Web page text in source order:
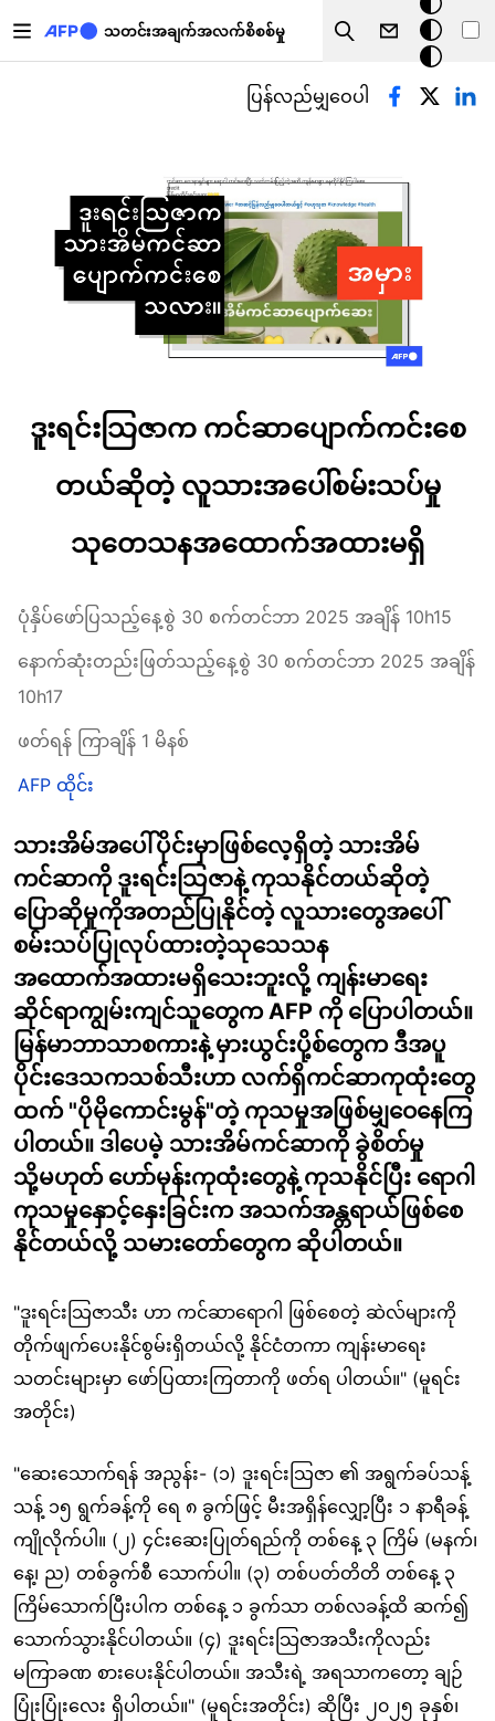
သတင်းအချက်အလက်စိစစ်မှု
Search
မှောင်
မုဒ်
ပြန်လည်မျှဝေပါ
ဒူးရင်းသြဇာက ကင်ဆာပျောက်ကင်းစေ
တယ်ဆိုတဲ့ လူသားအပေါ်စမ်းသပ်မှု
သုတေသနအထောက်အထားမရှိ
ပုံနှိပ်ဖော်ပြသည့်နေ့စွဲ 30 စက်တင်ဘာ 2025 အချိန် 10h15
နောက်ဆုံးတည်းဖြတ်သည့်နေ့စွဲ 30 စက်တင်ဘာ 2025 အချိန်
10h17
ဖတ်ရန် ကြာချိန် 1 မိနစ်
AFP ထိုင်း
သားအိမ်အပေါ်ပိုင်းမှာဖြစ်လေ့ရှိတဲ့ သားအိမ်
ကင်ဆာကို ဒူးရင်းသြဇာနဲ့ ကုသနိုင်တယ်ဆိုတဲ့
ပြောဆိုမှုကိုအတည်ပြုနိုင်တဲ့ လူသားတွေအပေါ်
စမ်းသပ်ပြုလုပ်ထားတဲ့သုသေသန
အထောက်အထားမရှိသေးဘူးလို့ ကျန်းမာရေး
ဆိုင်ရာကျွမ်းကျင်သူတွေက AFP ကို ပြောပါတယ်။
မြန်မာဘာသာစကားနဲ့ မှားယွင်းပို့စ်တွေက ဒီအပူ
ပိုင်းဒေသကသစ်သီးဟာ လက်ရှိကင်ဆာကုထုံးတွေ
ထက် "ပိုမိုကောင်းမွန်"တဲ့ ကုသမှုအဖြစ်မျှဝေနေကြ
ပါတယ်။ ဒါပေမဲ့ သားအိမ်ကင်ဆာကို ခွဲစိတ်မှု
သို့မဟုတ် ဟော်မုန်းကုထုံးတွေနဲ့ ကုသနိုင်ပြီး ရောဂါ
ကုသမှုနှောင့်နှေးခြင်းက အသက်အန္တရာယ်ဖြစ်စေ
နိုင်တယ်လို့ သမားတော်တွေက ဆိုပါတယ်။
"ဒူးရင်းသြဇာသီး ဟာ ကင်ဆာရောဂါ ဖြစ်စေတဲ့ ဆဲလ်များကို
တိုက်ဖျက်ပေးနိုင်စွမ်းရှိတယ်လို့ နိုင်ငံတကာ ကျန်းမာရေး
သတင်းများမှာ ဖော်ပြထားကြတာကို ဖတ်ရ ပါတယ်။" (မူရင်း
အတိုင်း)
"ဆေးသောက်ရန် အညွန်း- (၁) ဒူးရင်းသြဇာ ၏ အရွက်ခပ်သန့်
သန့် ၁၅ ရွက်ခန့်ကို ရေ ၈ ခွက်ဖြင့် မီးအရှိန်လျှော့ပြီး ၁ နာရီခန့်
ကျိုလိုက်ပါ။ (၂) ၄င်းဆေးပြုတ်ရည်ကို တစ်နေ့ ၃ ကြိမ် (မနက်၊
နေ့၊ ည) တစ်ခွက်စီ သောက်ပါ။ (၃) တစ်ပတ်တိတိ တစ်နေ့ ၃
ကြိမ်သောက်ပြီးပါက တစ်နေ့ ၁ ခွက်သာ တစ်လခန့်ထိ ဆက်၍
သောက်သွားနိုင်ပါတယ်။ (၄) ဒူးရင်းသြဇာအသီးကိုလည်း
မကြာခဏ စားပေးနိုင်ပါတယ်။ အသီးရဲ့ အရသာကတော့ ချဉ်
ပြုံးပြုံးလေး ရှိပါတယ်။" (မူရင်းအတိုင်း) ဆိုပြီး ၂၀၂၅ ခုနှစ်၊